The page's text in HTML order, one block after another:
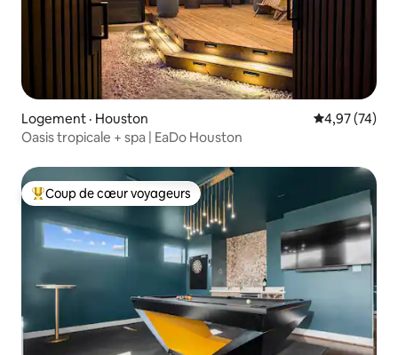
Logement · Houston Note
4,97 (74)
Oasis tropicale + spa | EaDo Houston
Coup de cœur voyageurs parmi les plus aimés
Coup de cœur voyageurs